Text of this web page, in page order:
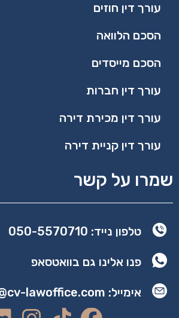
עורך דין חוזים
הסכם הלוואה
הסכם מייסדים
עורך דין חברות
עורך דין מכירת דירה
עורך דין קניית דירה
שמרו על קשר
טלפון נייד: 050-5570710
פנו אלינו גם בוואטסאפ
אימייל: carmitv@cv-lawoffice.com